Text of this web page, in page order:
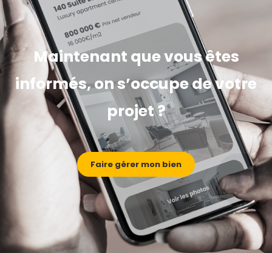
Maintenant que vous êtes
informés, on s’occupe de votre
projet ?
Faire gérer mon bien